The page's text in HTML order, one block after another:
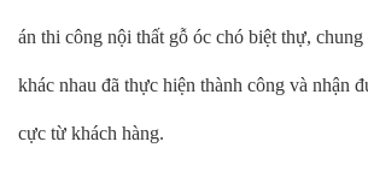
án thi công nội thất gỗ óc chó biệt thự,
khác nhau đã thực hiện thành công và nhận
cực từ khách hàng.